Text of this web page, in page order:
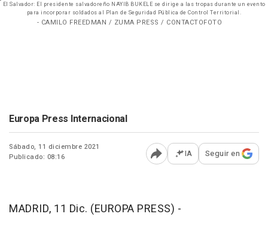
El Salvador: El presidente salvadoreño NAYIB BUKELE se dirige a las tropas durante un evento
para incorporar soldados al Plan de Seguridad Pública de Control Territorial.
- CAMILO FREEDMAN / ZUMA PRESS / CONTACTOFOTO
Europa Press Internacional
Sábado, 11 diciembre 2021
Publicado: 08:16
Abrir opciones para
IA Seguir en
MADRID, 11 Dic. (EUROPA PRESS) -